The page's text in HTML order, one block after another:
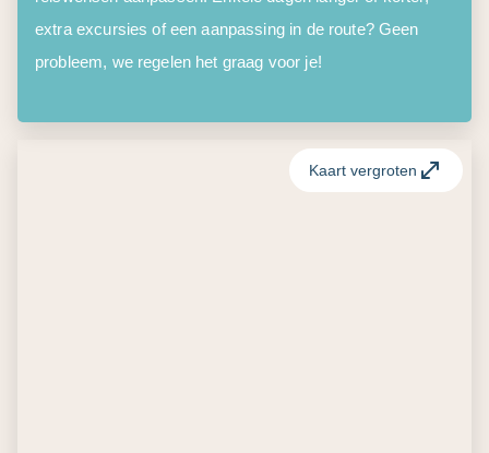
extra excursies of een aanpassing in de route? Geen
probleem, we regelen het graag voor je!
Kaart vergroten